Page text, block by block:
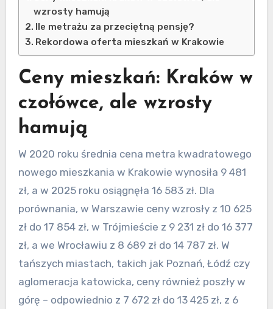
wzrosty hamują
Ile metrażu za przeciętną pensję?
Rekordowa oferta mieszkań w Krakowie
Ceny mieszkań: Kraków w
czołówce, ale wzrosty
hamują
W 2020 roku średnia cena metra kwadratowego
nowego mieszkania w Krakowie wynosiła 9 481
zł, a w 2025 roku osiągnęła 16 583 zł. Dla
porównania, w Warszawie ceny wzrosły z 10 625
zł do 17 854 zł, w Trójmieście z 9 231 zł do 16 377
zł, a we Wrocławiu z 8 689 zł do 14 787 zł. W
tańszych miastach, takich jak Poznań, Łódź czy
aglomeracja katowicka, ceny również poszły w
górę – odpowiednio z 7 672 zł do 13 425 zł, z 6